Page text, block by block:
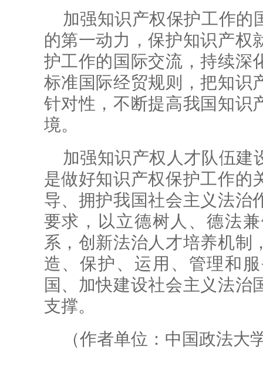
加强知识产权保护工作的
的第一动力，保护知识产权
护工作的国际交流，持续深
标准国际经贸规则，把知识
针对性，不断提高我国知识
境。
加强知识产权人才队伍建
是做好知识产权保护工作的
导、拥护我国社会主义法治
要求，以立德树人、德法
系，创新法治人才培养机制
造、保护、运用、管理和
国、加快建设社会主义法治
支撑。
（作者单位：中国政法大